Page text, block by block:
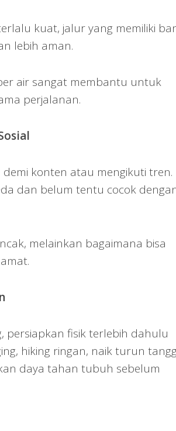
kuat, jalur yang memiliki
lebih aman.
air sangat membantu untuk
perjalanan.
konten atau mengikuti tren.
dan belum tentu cocok
melainkan bagaimana bisa
persiapkan fisik terlebih dahulu
hiking ringan, naik turun
daya tahan tubuh sebelum